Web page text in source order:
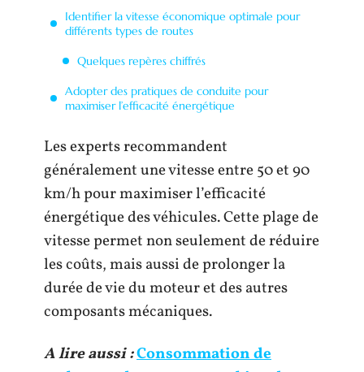
Identifier la vitesse économique optimale pour
différents types de routes
Quelques repères chiffrés
Adopter des pratiques de conduite pour
maximiser l’efficacité énergétique
Les experts recommandent
généralement une vitesse entre 50 et 90
km/h pour maximiser l’efficacité
énergétique des véhicules. Cette plage de
vitesse permet non seulement de réduire
les coûts, mais aussi de prolonger la
durée de vie du moteur et des autres
composants mécaniques.
A lire aussi :Consommation de